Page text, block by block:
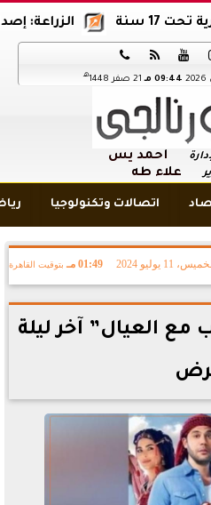
الزراعة: إصدار 12 ألف موافقة وتصريح بالمبيدات خلال 6 شهور



09:44 مـ 21 صفر 1448 هـ
أحمد يس
علاء طه
اتصالات وتكنولوجيا
11 يوليو 2024 01:49 مـ بتوقيت القاهرة
مع العيال” آخر ليلة